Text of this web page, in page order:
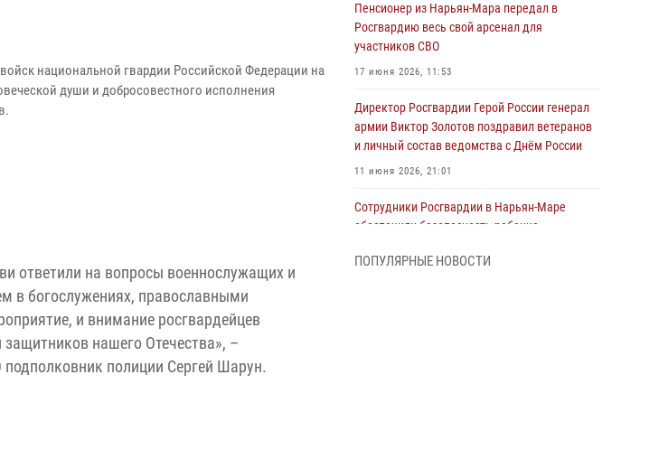
национальной гвардии Российской Федерации на
души и добросовестного исполнения
ответили на вопросы военнослужащих и
в богослужениях, православными
и внимание росгвардейцев
нашего Отечества», –
полиции Сергей Шарун.
Пенсионер из Нарьян-Мара передал в
Росгвардию весь свой арсенал для
участников СВО
17 июня 2026, 11:53
Директор Росгвардии Герой России генерал
армии Виктор Золотов поздравил ветеранов
и личный состав ведомства с Днём России
11 июня 2026, 21:01
Сотрудники Росгвардии в Нарьян-Маре
обеспечили безопасность ребенка,
ПОПУЛЯРНЫЕ НОВОСТИ